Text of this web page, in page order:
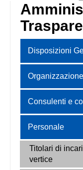
Disposizioni
Organizzazione
Consulenti e
Personale
Titolari di
vertice